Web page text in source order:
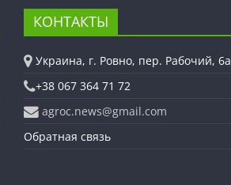
КОНТАКТЫ
Украина, г. Ровно, пер. Рабочий, 6а
+38 067 364 71 72
agroc.news@gmail.com
Обратная связь